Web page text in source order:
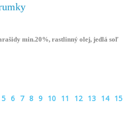
min.20%, rastlinný olej, jedlá soľ
5 6 7 8 9 10 11 12 13 14 15